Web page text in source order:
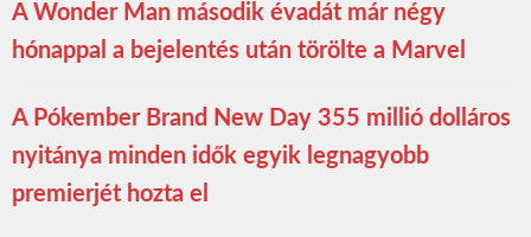
A Wonder Man második évadát már négy
hónappal a bejelentés után törölte a Marvel
A Pókember Brand New Day 355 millió dolláros
nyitánya minden idők egyik legnagyobb
premierjét hozta el